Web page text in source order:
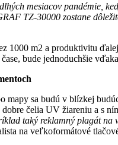
mesiacov pandémie,
TZ-30000 zostane
1000 m2 a produktivitu
bude jednoduchšie
mapy sa budú v blízkej
čelia UV žiareniu a s
taký reklamný plagát na
na veľkoformátové